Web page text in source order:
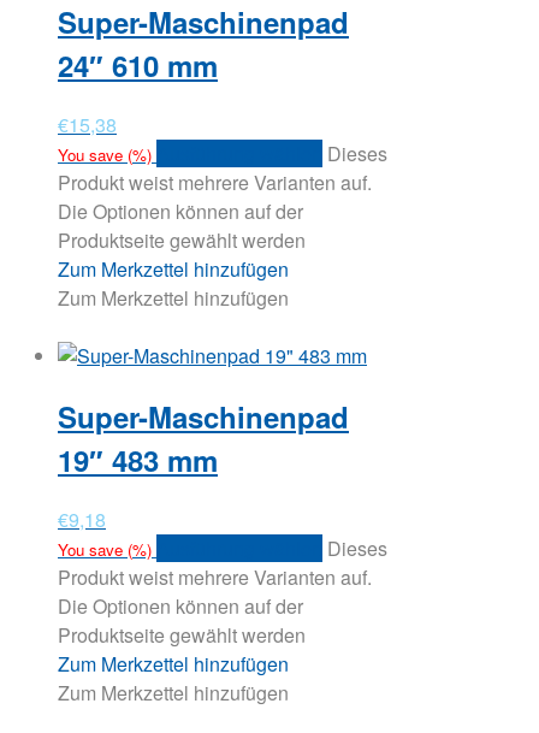
Super-Maschinenpad
24″ 610 mm
€15,38
You save (%)
Dieses
Produkt weist mehrere Varianten auf.
Die Optionen können auf der
Produktseite gewählt werden
Zum Merkzettel hinzufügen
Zum Merkzettel hinzufügen
Super-Maschinenpad
19″ 483 mm
€9,18
You save (%)
Dieses
Produkt weist mehrere Varianten auf.
Die Optionen können auf der
Produktseite gewählt werden
Zum Merkzettel hinzufügen
Zum Merkzettel hinzufügen